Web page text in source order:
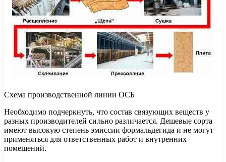
Схема производственной линии ОСБ
Необходимо подчеркнуть, что состав связующих веществ у
разных производителей сильно различается. Дешевые сорта
имеют высокую степень эмиссии формальдегида и не могут
применяться для ответственных работ и внутренних
помещений.